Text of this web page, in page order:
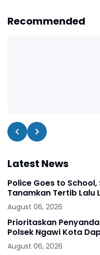
Recommended
Latest News
Police Goes to
Tanamkan Tertib Lalu
August 06, 2026
Prioritaskan
Polsek Ngawi Kota
August 06, 2026